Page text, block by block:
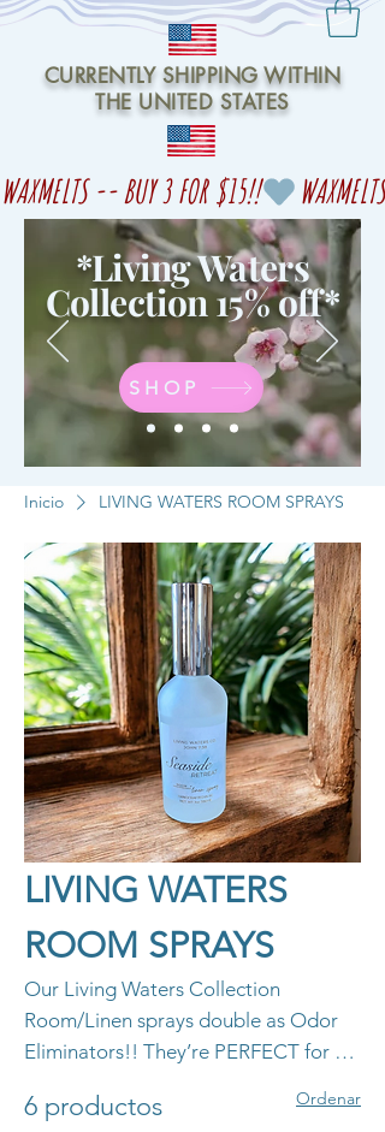
CURRENTLY SHIPPING WITHIN
THE UNITED STATES
WAXMELTS -- BUY 3 FOR $15!!
*Living Waters
Collection 15% off*
SHOP
Inicio LIVING WATERS ROOM SPRAYS
LIVING WATERS
ROOM SPRAYS
Our Living Waters Collection
Room/Linen sprays double as Odor
Eliminators!! They’re PERFECT for air
free of toxins, alcohol, phthalates, and
6 productos Ordenar